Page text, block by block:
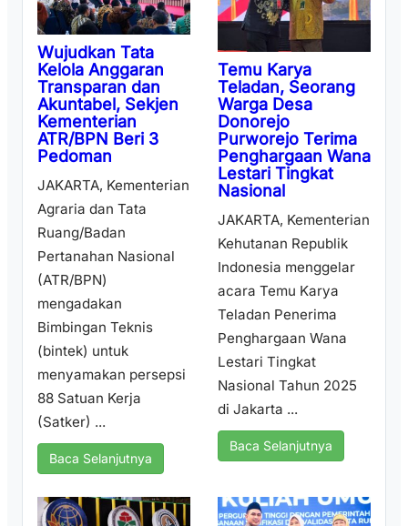
Wujudkan Tata
Kelola Anggaran
Transparan dan
Akuntabel, Sekjen
Kementerian
ATR/BPN Beri 3
Pedoman
JAKARTA, Kementerian
Agraria dan Tata
Ruang/Badan
Pertanahan Nasional
(ATR/BPN)
mengadakan
Bimbingan Teknis
(bintek) untuk
menyamakan persepsi
88 Satuan Kerja
(Satker) ...
Baca Selanjutnya
Temu Karya
Teladan, Seorang
Warga Desa
Donorejo
Purworejo Terima
Penghargaan Wana
Lestari Tingkat
Nasional
JAKARTA, Kementerian
Kehutanan Republik
Indonesia menggelar
acara Temu Karya
Teladan Penerima
Penghargaan Wana
Lestari Tingkat
Nasional Tahun 2025
di Jakarta ...
Baca Selanjutnya